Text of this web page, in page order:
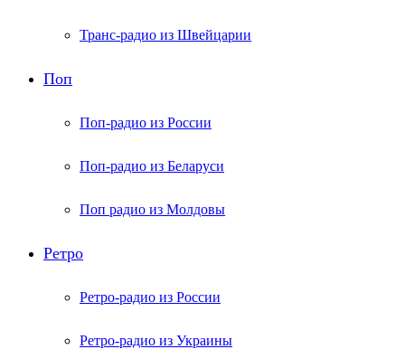
Транс-радио из Швейцарии
Поп
Поп-радио из России
Поп-радио из Беларуси
Поп радио из Молдовы
Ретро
Ретро-радио из России
Ретро-радио из Украины